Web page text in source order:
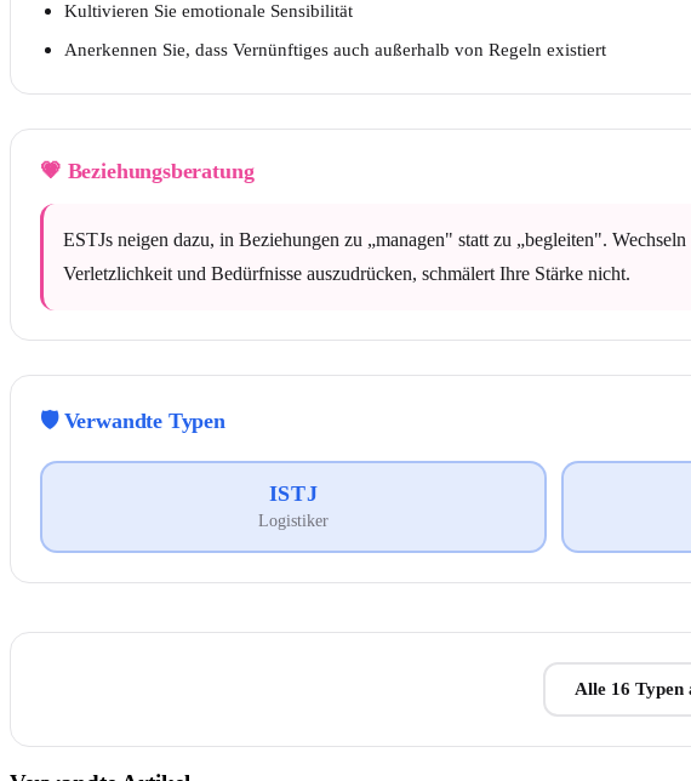
Kultivieren Sie emotionale Sensibilität
Anerkennen Sie, dass Vernünftiges auch außerhalb von Regeln existiert
💗 Beziehungsberatung
ESTJs neigen dazu, in Beziehungen zu „managen" statt zu „begleiten".
Verletzlichkeit und Bedürfnisse auszudrücken, schmälert Ihre Stärke nicht.
🛡️ Verwandte Typen
ISTJ
Logistiker
Alle 16 Typen